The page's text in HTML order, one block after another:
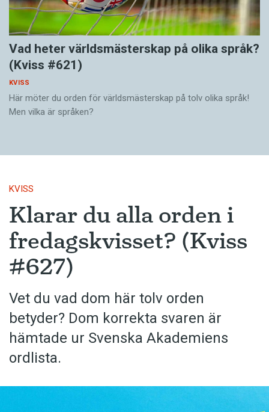
Vad heter världsmästerskap på olika språk?
(Kviss #621)
KVISS
Här möter du orden för världsmästerskap på tolv olika språk!
Men vilka är språken?
KVISS
Klarar du alla orden i
fredagskvisset? (Kviss
#627)
Vet du vad dom här tolv orden
betyder? Dom korrekta svaren är
hämtade ur Svenska Akademiens
ordlista.